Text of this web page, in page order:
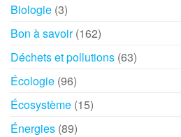
Biologie (3)
Bon à savoir(162)
Déchets et pollutions (63)
Écologie (96)
Écosystème (15)
Énergies (89)